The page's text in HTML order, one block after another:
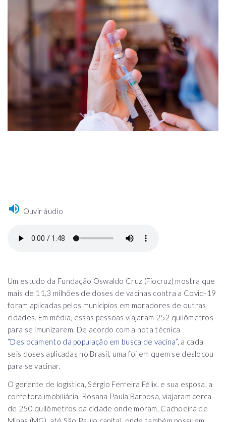
Ouvir áudio
Um estudo da Fundação Oswaldo Cruz (Fiocruz) mostra que
mais de 11,3 milhões de doses de vacinas contra a Covid-19
foram aplicadas pelos municípios em moradores de outras
cidades. Em média, essas pessoas viajaram 252 quilômetros
para se imunizarem. De acordo com a nota técnica
“Deslocamento da população em busca de vacina”, a cada
seis doses aplicadas no Brasil, uma foi em quem se deslocou
para se vacinar.
O gerente de logística, Sérgio Ferreira Félix, e sua esposa, a
corretora imobiliária, Rosana Paula Barbosa, viajaram cerca
de 250 quilômetros da cidade onde moram, Cachoeira de